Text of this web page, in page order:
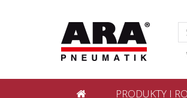
PRODUKTY I